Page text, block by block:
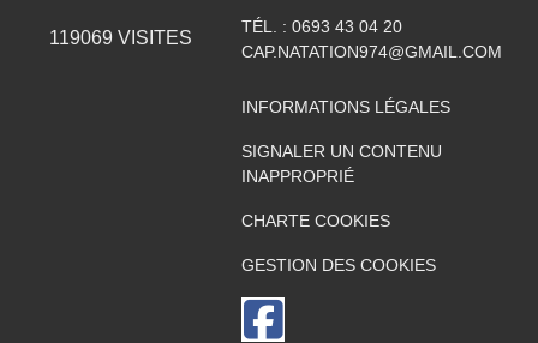
119069 VISITES
TÉL. : 0693 43 04 20
CAP.NATATION974@GMAIL.COM
INFORMATIONS LÉGALES
SIGNALER UN CONTENU
INAPPROPRIÉ
CHARTE COOKIES
GESTION DES COOKIES